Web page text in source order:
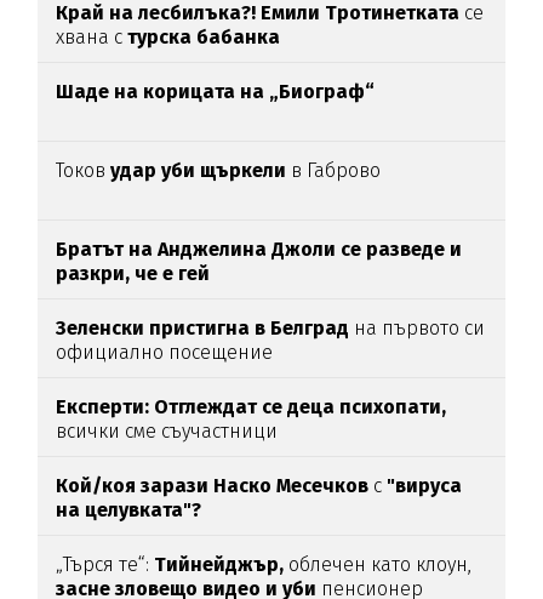
Край на лесбилъка?! Емили Тротинетката се
хвана с турска бабанка
Шаде на корицата на „Биограф“
Токовудар уби щъркели в Габрово
Братът на Анджелина Джоли се разведе и
разкри, че е гей
Зеленски пристигна в Белград на първото си
официално посещение
Експерти: Отглеждат се деца психопати,
всички сме съучастници
Кой/коя зарази Наско Месечков с "вируса
на целувката"?
„Търся те“: Тийнейджър, облечен като клоун,
засне зловещо видео и уби пенсионер